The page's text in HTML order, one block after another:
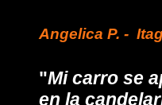
Angelica P. - I
"Mi carro se
en la